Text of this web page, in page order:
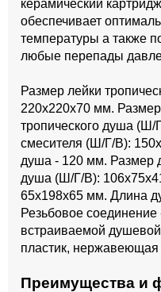
керамический
обеспечивает
температуры а также
любые перепады
Размер лейки
220x220x70 мм.
тропического душа
смесителя (Ш/Г/В):
душа - 120 мм. Размер
душа (Ш/Г/В):
65x198x65 мм. Длина
Резьбовое
встраиваемой
пластик, нержавеющая
Преимущества и